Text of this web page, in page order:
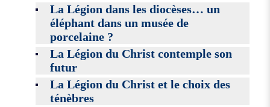
La Légion dans les diocèses… un
éléphant dans un musée de
porcelaine ?
La Légion du Christ contemple son
futur
La Légion du Christ et le choix des
ténèbres